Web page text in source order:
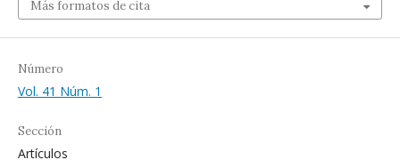
Más formatos de cita
Número
Vol. 41 Núm. 1
Sección
Artículos